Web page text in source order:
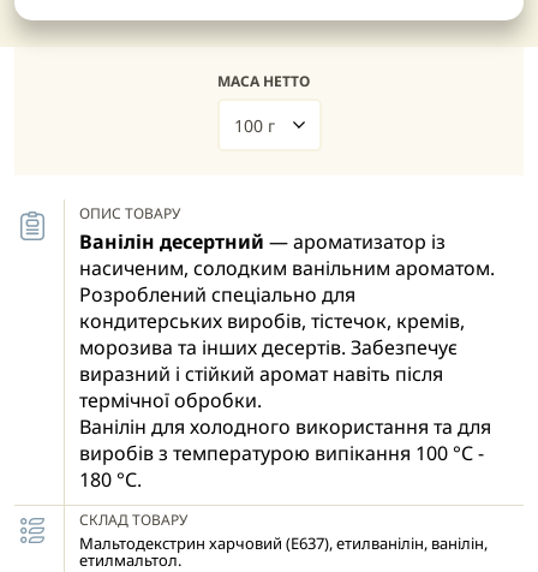
МАСА НЕТТО
100 г
ОПИС ТОВАРУ
Ванілін десертний — ароматизатор із
насиченим, солодким ванільним ароматом.
Розроблений спеціально для
кондитерських виробів, тістечок, кремів,
морозива та інших десертів. Забезпечує
виразний і стійкий аромат навіть після
термічної обробки.
Ванілін для холодного використання та для
виробів з температурою випікання 100 °С -
180 °С.
СКЛАД ТОВАРУ
Мальтодекстрин харчовий (Е637), етилванілін, ванілін,
етилмальтол.